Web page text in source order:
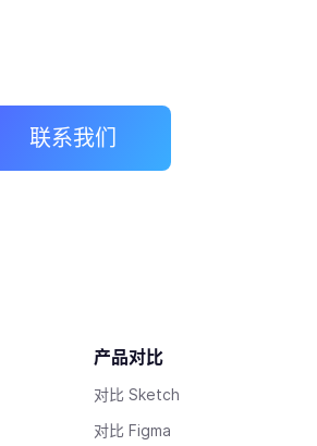
联系我们
产品对比
对比 Sketch
对比 Figma